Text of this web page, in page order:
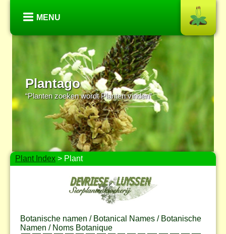
MENU
Plantago
“Planten zoeken wordt Planten vinden”
Plant Index > Plant
Botanische namen / Botanical Names / Botanische
Namen / Noms Botanique